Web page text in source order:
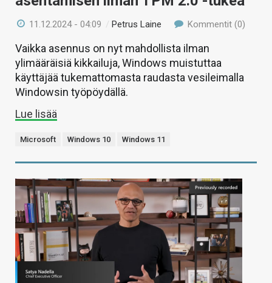
11.12.2024 - 04:09 /Petrus Laine Kommentit (0)
Vaikka asennus on nyt mahdollista ilman
ylimääräisiä kikkailuja, Windows muistuttaa
käyttäjää tukemattomasta raudasta vesileimalla
Windowsin työpöydällä.
Lue lisää
Microsoft Windows 10 Windows 11